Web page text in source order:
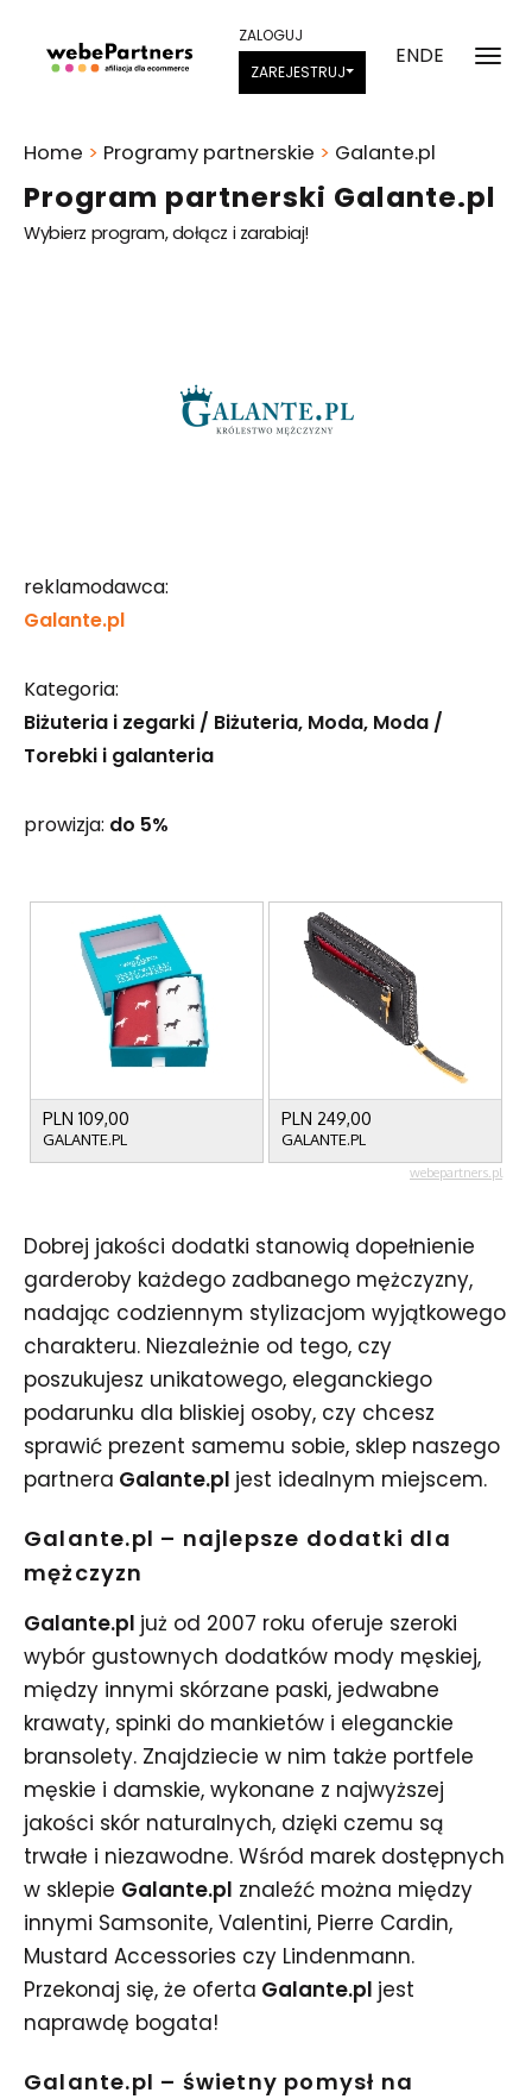
ENDE
ZALOGUJ
ZAREJESTRUJ
Program partnerski Galante.pl
Wybierz program, dołącz i zarabiaj!
Home > Programy partnerskie > Galante.pl
reklamodawca:
Galante.pl
Kategoria:
Biżuteria i zegarki / Biżuteria Moda Moda /
Torebki i galanteria
prowizja: do 5%
Dobrej jakości dodatki stanowią dopełnienie
garderoby każdego zadbanego mężczyzny,
nadając codziennym stylizacjom wyjątkowego
charakteru. Niezależnie od tego, czy
poszukujesz unikatowego, eleganckiego
podarunku dla bliskiej osoby, czy chcesz
sprawić prezent samemu sobie, sklep naszego
partnera Galante.pl jest idealnym miejscem.
Galante.pl – najlepsze dodatki dla
mężczyzn
Galante.pl już od 2007 roku oferuje szeroki
wybór gustownych dodatków mody męskiej,
między innymi skórzane paski, jedwabne
krawaty, spinki do mankietów i eleganckie
bransolety. Znajdziecie w nim także portfele
męskie i damskie, wykonane z najwyższej
jakości skór naturalnych, dzięki czemu są
trwałe i niezawodne. Wśród marek dostępnych
w sklepie Galante.pl znaleźć można między
innymi Samsonite, Valentini, Pierre Cardin,
Mustard Accessories czy Lindenmann.
Przekonaj się, że oferta Galante.pl jest
naprawdę bogata!
Galante.pl – świetny pomysł na